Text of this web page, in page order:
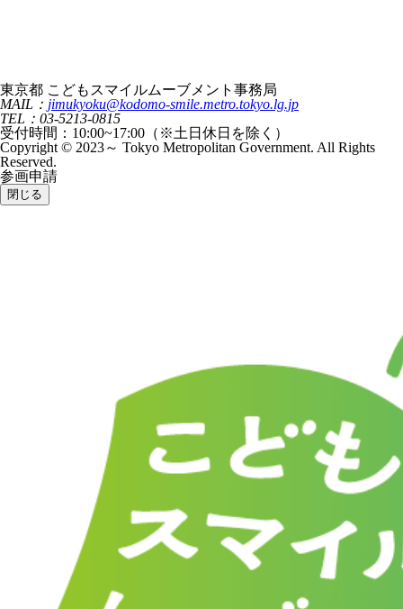
東京都 こどもスマイルムーブメント事務局
MAIL： jimukyoku@kodomo-smile.metro.tokyo.lg.jp
TEL：03-5213-0815
受付時間：10:00~17:00（※土日休日を除く）
Copyright © 2023～ Tokyo Metropolitan Government. All Rights
Reserved.
参画申請
閉じる